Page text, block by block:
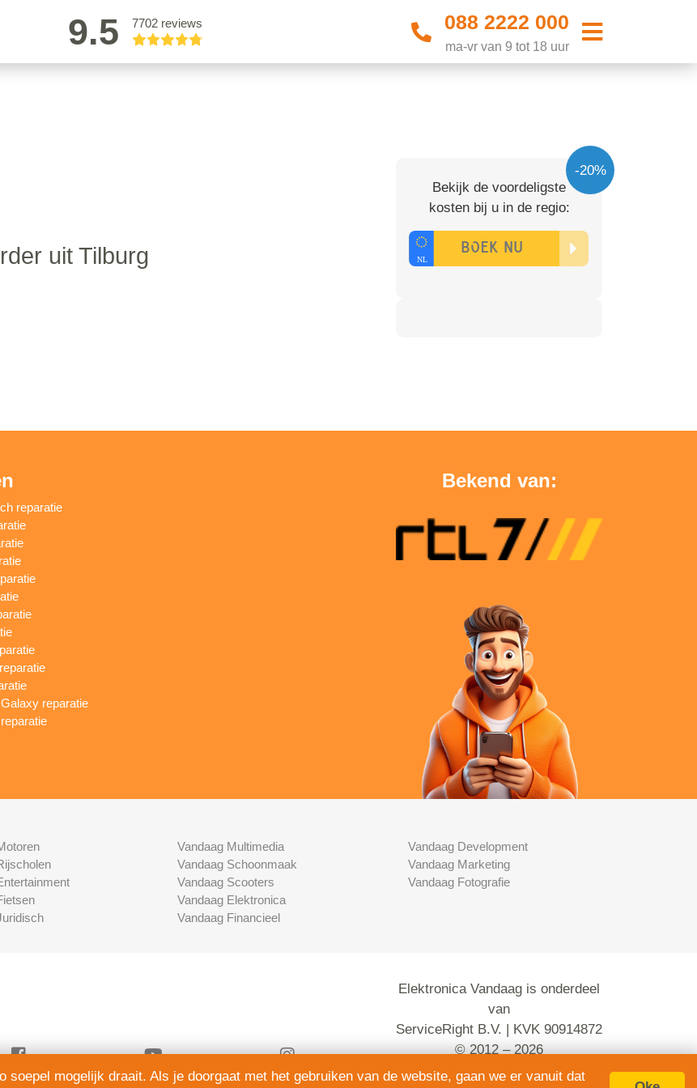
9.5 7702 reviews 088 2222 000
ma-vr van 9 tot 18 uur
uit Tilburg
-20%
Bekijk de voordeligste
kosten bij u in de regio:
reparatie
reparatie
Bekend van:
Vandaag Multimedia
Vandaag Schoonmaak
Vandaag Scooters
Vandaag Elektronica
Vandaag Financieel
Vandaag Development
Vandaag Marketing
Vandaag Fotografie
Elektronica Vandaag is onderdeel
van
ServiceRight B.V. | KVK 90914872
© 2012 – 2026
alle rechten voorbehouden.
mogelijk draait. Als je doorgaat met het gebruiken van de website, gaan we er vanuit dat